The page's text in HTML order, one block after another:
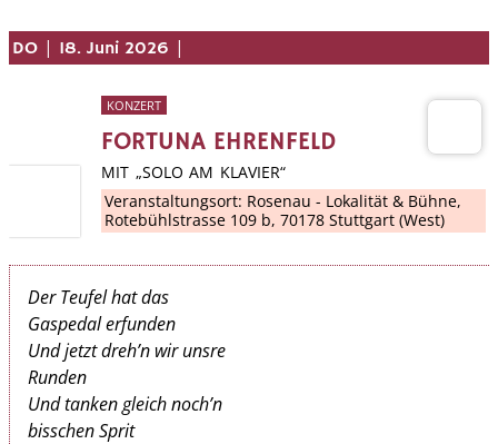
DO | 18. Juni 2026 |
KONZERT
FORTUNA EHRENFELD
MIT „SOLO AM KLAVIER“
Veranstaltungsort: Rosenau - Lokalität & Bühne,
Rotebühlstrasse 109 b, 70178 Stuttgart (West)
Der Teufel hat das
Gaspedal erfunden
Und jetzt dreh’n wir unsre
Runden
Und tanken gleich noch’n
bisschen Sprit